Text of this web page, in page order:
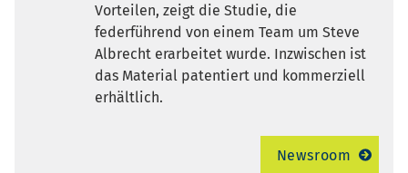
Vorteilen, zeigt die Studie, die
federführend von einem Team um Steve
Albrecht erarbeitet wurde. Inzwischen ist
das Material patentiert und kommerziell
erhältlich.
Newsroom